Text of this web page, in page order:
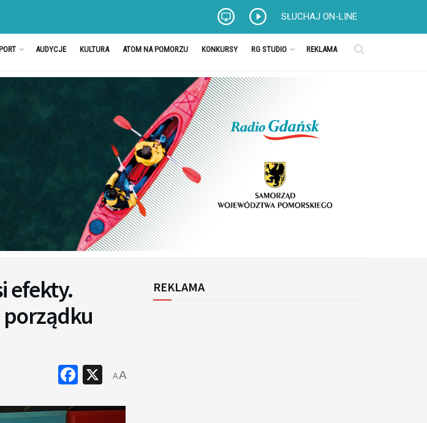
SŁUCHAJ ON-LINE
AUDYCJE KULTURA ATOM NA POMORZU KONKURSY RG STUDIO REKLAMA
efekty.
porządku
Facebook
X
AA
REKLAMA